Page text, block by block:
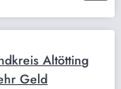
Altötting
Geld